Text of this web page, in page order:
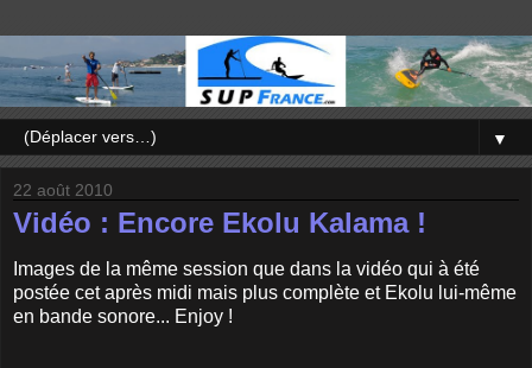
▼
22 août 2010
Vidéo : Encore Ekolu Kalama !
Images de la même session que dans la vidéo qui à été
postée cet après midi mais plus complète et Ekolu lui-même
en bande sonore... Enjoy !